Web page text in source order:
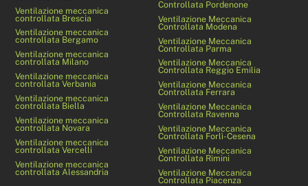
Ventilazione meccanica
controllata Brescia
Ventilazione meccanica
controllata Bergamo
Ventilazione meccanica
controllata Milano
Ventilazione meccanica
controllata Verbania
Ventilazione meccanica
controllata Biella
Ventilazione meccanica
controllata Novara
Ventilazione meccanica
controllata Vercelli
Ventilazione meccanica
controllata Alessandria
Controllata Pordenone
Ventilazione Meccanica
Controllata Modena
Ventilazione Meccanica
Controllata Parma
Ventilazione Meccanica
Controllata Reggio Emilia
Ventilazione Meccanica
Controllata Ferrara
Ventilazione Meccanica
Controllata Ravenna
Ventilazione Meccanica
Controllata Forlì-Cesena
Ventilazione Meccanica
Controllata Rimini
Ventilazione Meccanica
Controllata Piacenza